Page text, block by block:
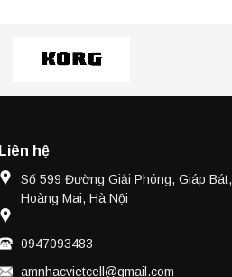
Liên hệ
Số 599 Đường Giải Phóng, Giáp Bát,
Hoàng Mai, Hà Nội
0947093483
amnhacvietcell@gmail.com